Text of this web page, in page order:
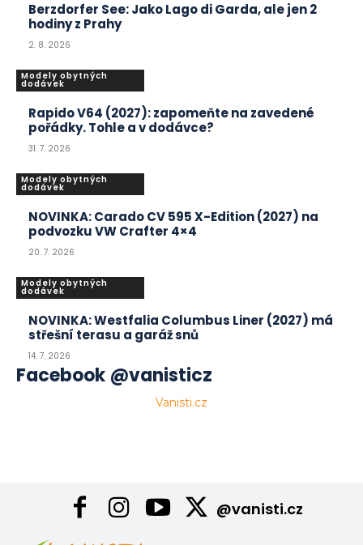
Berzdorfer See: Jako Lago di Garda, ale jen 2
hodiny z Prahy
2. 8. 2026
Modely obytných
dodávek
Rapido V64 (2027): zapomeňte na zavedené
pořádky. Tohle a v dodávce?
31. 7. 2026
Modely obytných
dodávek
NOVINKA: Carado CV 595 X-Edition (2027) na
podvozku VW Crafter 4×4
20. 7. 2026
Modely obytných
dodávek
NOVINKA: Westfalia Columbus Liner (2027) má
střešní terasu a garáž snů
14. 7. 2026
Facebook @vanisticz
Vanisti.cz
@vanisti.cz